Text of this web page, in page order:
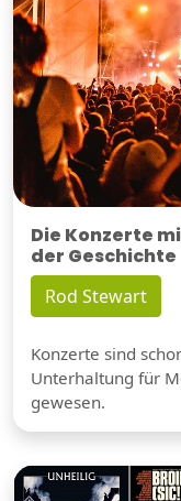
Die Konzerte
der Geschichte
Rod Stewart
Konzerte sind
Unterhaltung für
gewesen.